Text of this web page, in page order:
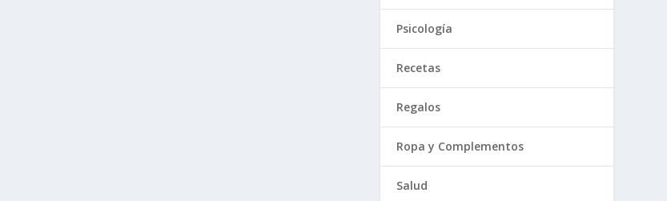
Psicología
Recetas
Regalos
Ropa y Complementos
Salud